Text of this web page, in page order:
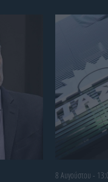
8 Αυγούστου -